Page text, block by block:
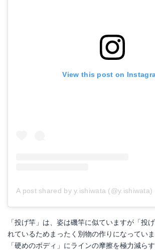
View this post on
A post shared by y.ishiwata (@y.ishiwata)
「投げ竿」は、姿は磯竿に似ていますが「投
れているためまったく別物の作りになってい
「硬めのボディ」にラインの摩擦を極力減ら